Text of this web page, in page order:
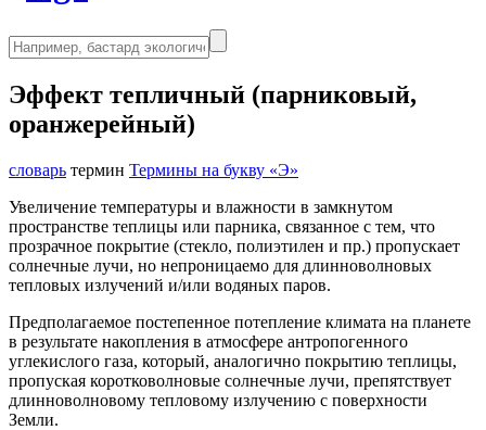
Эффект тепличный (парниковый,
оранжерейный)
словарь термин Термины на букву «Э»
Увеличение температуры и влажности в замкнутом
пространстве теплицы или парника, связанное с тем, что
прозрачное покрытие (стекло, полиэтилен и пр.) пропускает
солнечные лучи, но непрони­цаемо для длинноволновых
тепловых излучений и/или водяных па­ров.
Предполагаемое постепенное потепление климата на планете
в результате накопления в атмосфере антропогенного
углекислого газа, который, аналогично покрытию теплицы,
пропуская коротковолновые солнечные лучи, препятствует
длинноволновому тепловому излучению с поверхности
Земли.